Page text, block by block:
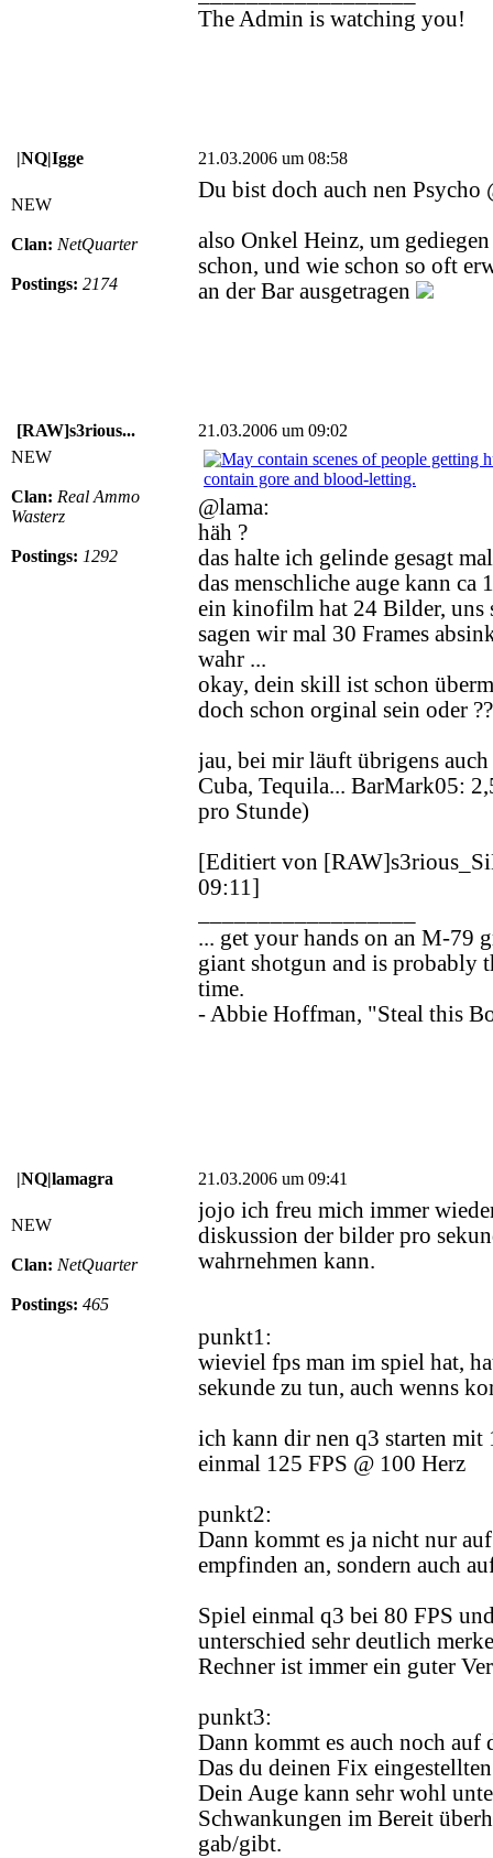
The Admin is watching you!
|NQ|Igge 21.03.2006 um 08:58
NEW
Clan: NetQuarter
Postings: 2174
Du bist doch auch nen Psycho
also Onkel Heinz, um
schon, und wie schon so oft
an der Bar ausgetragen
[RAW]s3rious...
21.03.2006 um 09:02
NEW
Clan: Real Ammo
Wasterz
Postings: 1292
@lama:
häh ?
das halte ich gelinde gesagt
das menschliche auge kann
ein kinofilm hat 24 Bilder, uns
sagen wir mal 30 Frames
wahr ...
okay, dein skill ist schon
doch schon orginal sein oder
jau, bei mir läuft übrigens
Cuba, Tequila... BarMark05:
pro Stunde)
[Editiert von
09:11]
... get your hands on an M-79
giant shotgun and is probably
time.
- Abbie Hoffman, "Steal this
|NQ|lamagra 21.03.2006 um 09:41
NEW
Clan: NetQuarter
Postings: 465
jojo ich freu mich immer
diskussion der bilder pro
wahrnehmen kann.
punkt1:
wieviel fps man im spiel hat,
sekunde zu tun, auch wenns
ich kann dir nen q3 starten
einmal 125 FPS @ 100 Herz
punkt2:
Dann kommt es ja nicht nur
empfinden an, sondern auch
Spiel einmal q3 bei 80 FPS
unterschied sehr deutlich
Rechner ist immer ein guter
punkt3:
Dann kommt es auch noch auf
Das du deinen Fix
Dein Auge kann sehr wohl
Schwankungen im Bereit
gab/gibt.